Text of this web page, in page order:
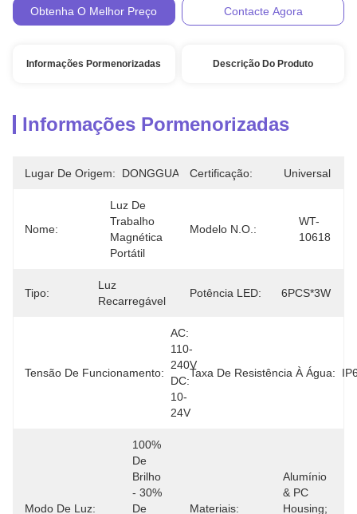
Obtenha O Melhor Preço Contacte Agora
Informações Pormenorizadas Descrição Do Produto
Informações Pormenorizadas
Lugar De Origem: DONGGUAN Certificação: Universal
Nome:
Luz De
Trabalho
Magnética
Portátil
Modelo N.O.:
WT-
10618
Tipo:
Luz
Recarregável
Potência LED: 6PCS*3W
Tensão De Funcionamento:
AC:
110-
240V
DC:
10-
24V
Taxa De Resistência À Água:
Modo De Luz:
100%
De
Brilho
- 30%
De
Materiais:
Alumínio
& PC
Housing;